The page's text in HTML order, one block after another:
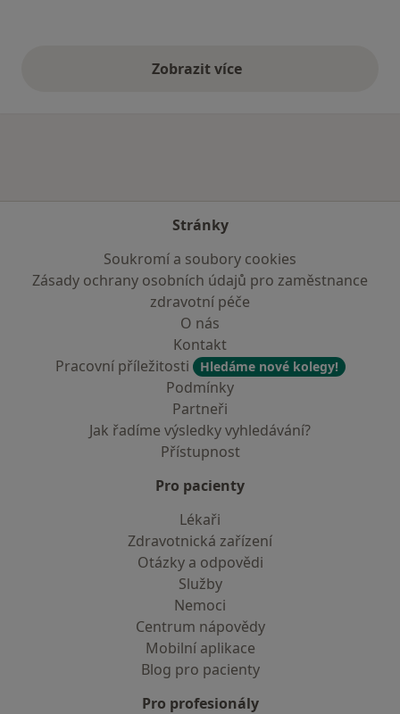
Zobrazit vícevýše uvedené názory
Stránky
Soukromí a soubory cookies
Zásady ochrany osobních údajů pro zaměstnance
zdravotní péče
O nás
Kontakt
Pracovní příležitosti
Hledáme nové kolegy!
Podmínky
Partneři
Jak řadíme výsledky vyhledávání?
Přístupnost
Pro pacienty
Lékaři
Zdravotnická zařízení
Otázky a odpovědi
Služby
Nemoci
Centrum nápovědy
Mobilní aplikace
Blog pro pacienty
Pro profesionály